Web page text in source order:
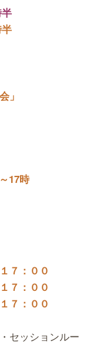
」
17時
７：００
７：００
７：００
セッションルー